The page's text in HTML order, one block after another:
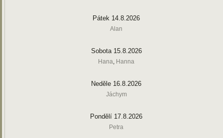
Pátek 14.8.2026
Alan
Sobota 15.8.2026
Hana, Hanna
Neděle 16.8.2026
Jáchym
Pondělí 17.8.2026
Petra